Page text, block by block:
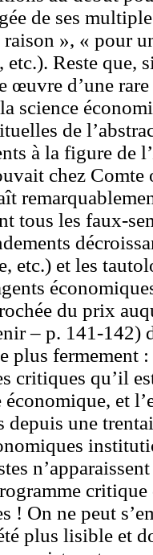
de ses
», « pour
Reste que,
œuvre d’une
science
de
à la figure de l’
chez
tous les faux-
etc.) et les
du prix
– p. 141-142)
plus fermement
critiques qu’il
économique, et
depuis une
critique
! On ne peut
plus lisible et